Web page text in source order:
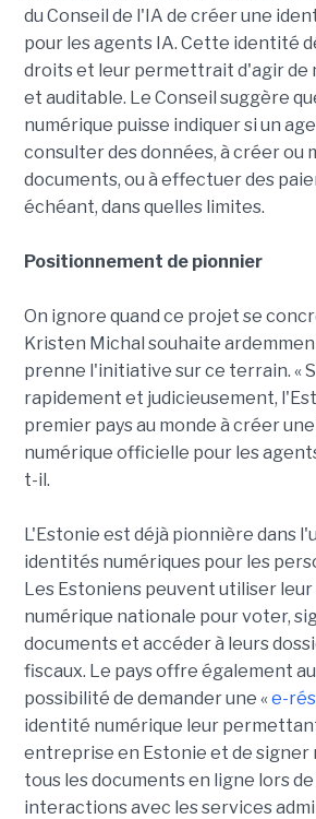
du Conseil de l'IA de créer une
pour les agents IA. Cette identité
droits et leur permettrait d'agir de
et auditable. Le Conseil suggère
numérique puisse indiquer si un
consulter des données, à créer ou
documents, ou à effectuer des
échéant, dans quelles limites.
Positionnement de pionnier
On ignore quand ce projet se
Kristen Michal souhaite
prenne l'initiative sur ce terrain. «
rapidement et judicieusement,
premier pays au monde à créer
numérique officielle pour les
t-il.
L'Estonie est déjà pionnière dans
identités numériques pour les
Les Estoniens peuvent utiliser
numérique nationale pour voter,
documents et accéder à leurs
fiscaux. Le pays offre également
possibilité de demander une «e-
identité numérique leur
entreprise en Estonie et de signer
tous les documents en ligne lors
interactions avec les services